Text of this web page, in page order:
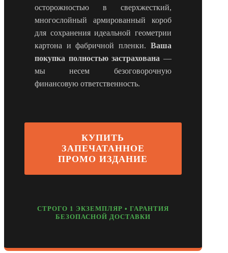
осторожностью в сверхжесткий,
многослойный армированный короб
для сохранения идеальной геометрии
картона и фабричной пленки. Ваша
покупка полностью застрахована —
мы несем безоговорочную
финансовую ответственность.
КУПИТЬ
ЗАПЕЧАТАННОЕ
ПРОМО ИЗДАНИЕ
СТРОГО 1 ЭКЗЕМПЛЯР • ГАРАНТИЯ
БЕЗОПАСНОЙ ДОСТАВКИ